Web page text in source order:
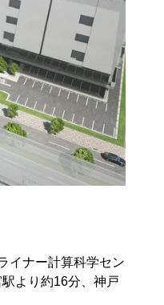
イナー計算科学セン
より約16分、神戸